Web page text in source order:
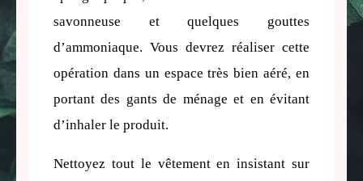
savonneuse et quelques gouttes
d’ammoniaque. Vous devrez réaliser cette
opération dans un espace très bien aéré, en
portant des gants de ménage et en évitant
d’inhaler le produit.
Nettoyez tout le vêtement en insistant sur